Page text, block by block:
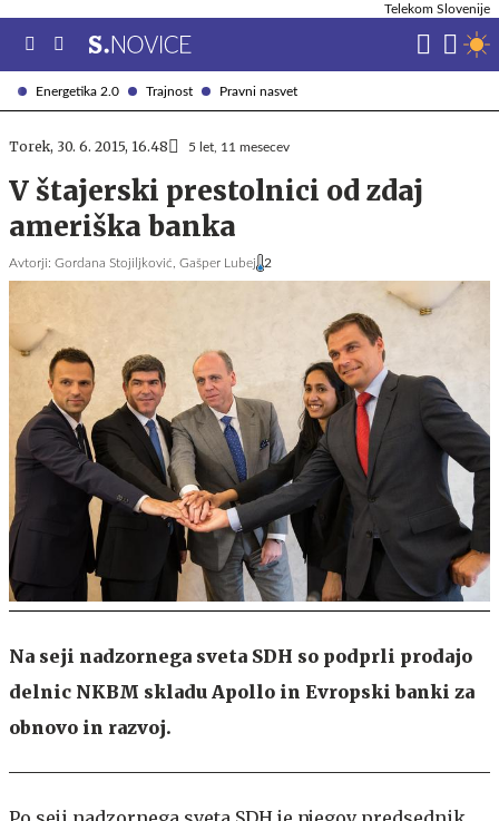
Energetika 2.0 Trajnost Pravni nasvet
Telekom Slovenije
Torek, 30. 6. 2015, 16.48 5 let, 11 mesecev
V štajerski prestolnici od zdaj
ameriška banka
Avtorji: Gordana Stojiljković, Gašper Lubej 2
Na seji nadzornega sveta SDH so podprli prodajo
delnic NKBM skladu Apollo in Evropski banki za
obnovo in razvoj.